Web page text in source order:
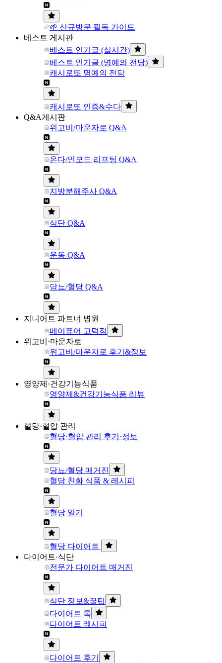
🌱 신규방문 필독 가이드
베스트 게시판
베스트 인기글 (실시간)
베스트 인기글 (명예의 전당)
캐시로또 명예의 전당
캐시로또 인증&수다
Q&A게시판
위고비/마운자로 Q&A
온다/인모드 리프팅 Q&A
지방분해주사 Q&A
식단 Q&A
운동 Q&A
당뇨/혈당 Q&A
지니어트 파트너 병원
메이퓨어 고덕점
위고비·마운자로
위고비/마운자로 후기&정보
영양제·건강기능식품
영양제&건강기능식품 리뷰
혈당·혈압 관리
혈당·혈압 관리 후기·정보
당뇨/혈당 매거진
혈당 친화 식품 & 레시피
혈당 일기
혈당 다이어트
다이어트·식단
전문가 다이어트 매거진
식단 정보&꿀팁
다이어트 톡
다이어트 레시피
다이어트 후기